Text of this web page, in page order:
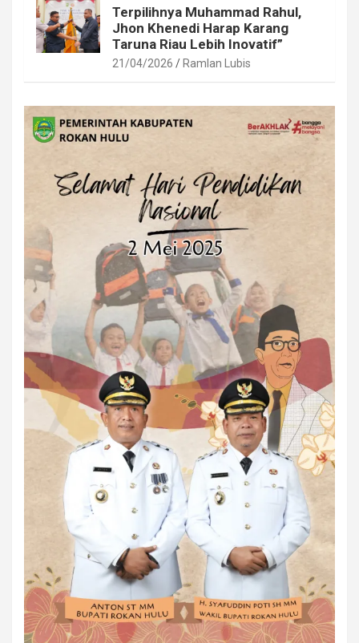
Terpilihnya Muhammad Rahul,
Jhon Khenedi Harap Karang
Taruna Riau Lebih Inovatif”
21/04/2026 Ramlan Lubis